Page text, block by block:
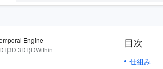
Engine
目次
仕組み